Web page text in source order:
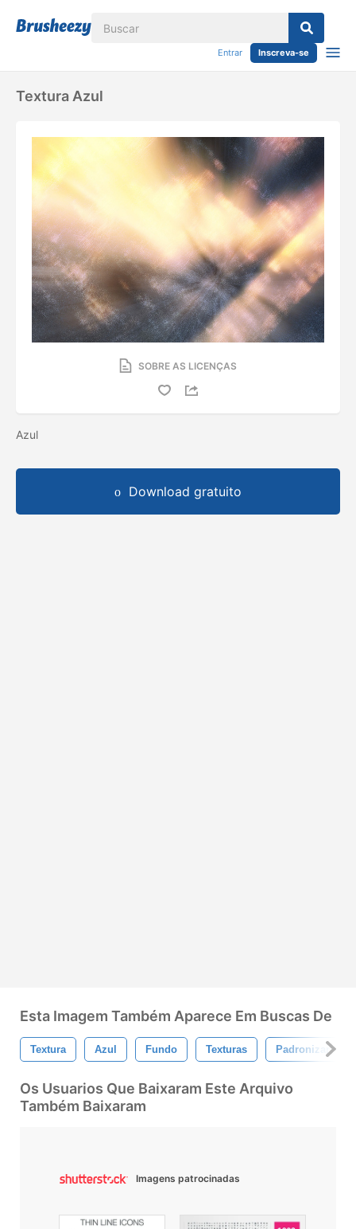
Entrar Inscreva-se
Textura Azul
SOBRE AS LICENÇAS
Azul
Download gratuito
Esta Imagem Também Aparece Em Buscas De
Textura Azul Fundo Texturas Padronizar
Os Usuarios Que Baixaram Este Arquivo
Também Baixaram
Imagens patrocinadas